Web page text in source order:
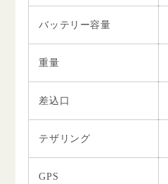
バッテリー容量
重量
差込口
テザリング
GPS